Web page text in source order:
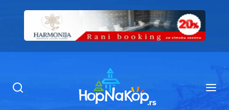
Ugostiteljstvo